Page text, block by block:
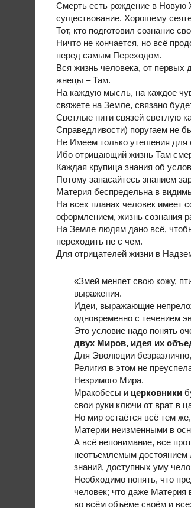
Смерть есть рождение в Новую
существование. Хорошему
Тот, кто подготовил сознание
Ничто не кончается, но всё
перед самым Переходом.
Вся жизнь человека, от первых
жнецы – Там.
На каждую мысль, на каждое
свяжете на Земле, связано
Светлые нити связей светлую
Справедливости) поругаем не
Не Имеем только утешения для
Ибо отрицающий жизнь Там
Каждая крупица знания об
Потому запасайтесь знанием
Материя беспредельна в
На всех планах человек имеет
оформлением, жизнь сознания
На Земле людям дано всё,
переходить не с чем.
Для отрицателей жизни в
«Змей меняет свою кожу,
выражения.
Идеи, выражающие
одновременно с течением
Это условие надо понять
двух Миров, идея их
Для Эволюции
Религия в этом не
Незримого Мира.
Мракобесы и церковники
свои руки ключи от врат в
Но мир остаётся всё тем
Материи неизменными в
А всё непонимание, все
неотъемлемым достоянием
знаний, доступных уму
Необходимо понять, что
человек; что даже Материя
во всём объёме своём и